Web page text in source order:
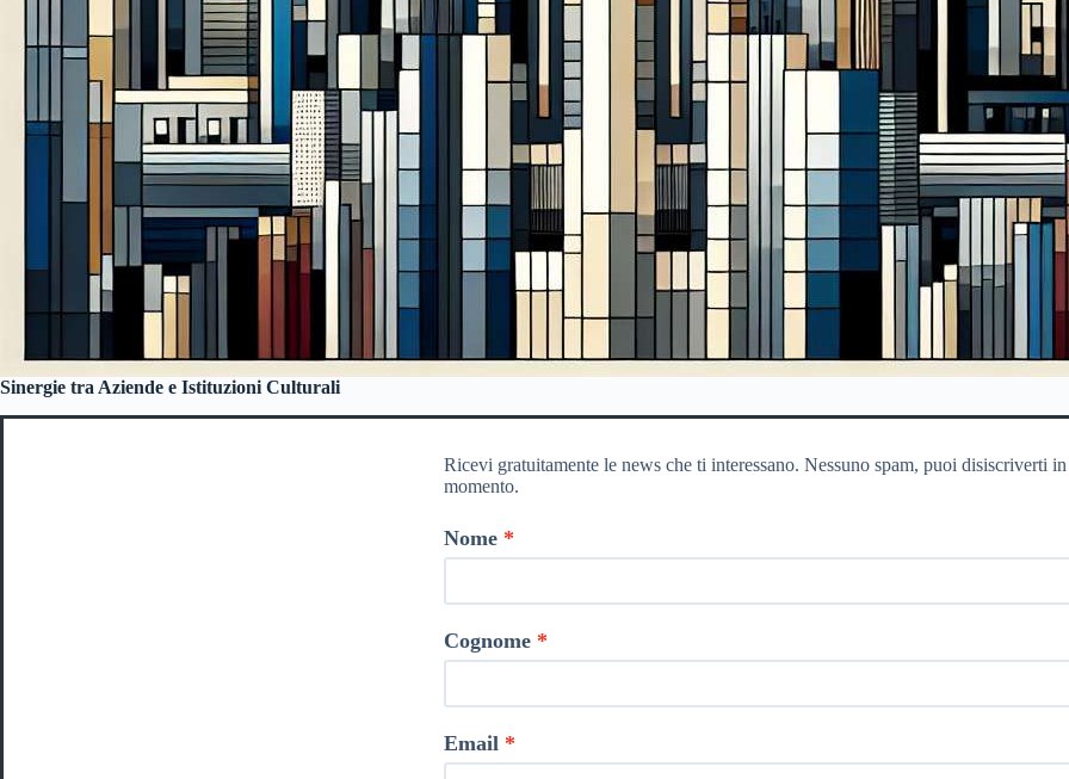
Sinergie tra Aziende e Istituzioni Culturali
Ricevi gratuitamente le news che ti interessano. Nessuno spam, puoi disiscriverti
momento.
Nome
Cognome
Email